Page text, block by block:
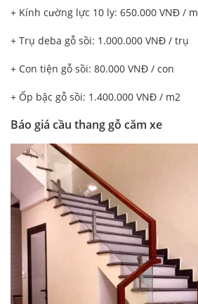
+ Kính cường lực 10 ly: 650.000 VNĐ /
+ Trụ deba gỗ sồi: 1.000.000 VNĐ / trụ
+ Con tiện gỗ sồi: 80.000 VNĐ / con
+ Ốp bậc gỗ sồi: 1.400.000 VNĐ / m2
Báo giá cầu thang gỗ căm xe